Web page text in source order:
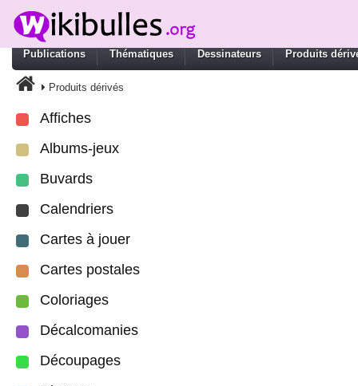
Publications Thématiques Dessinateurs Produits
Produits dérivés
Affiches
Albums-jeux
Buvards
Calendriers
Cartes à jouer
Cartes postales
Coloriages
Décalcomanies
Découpages